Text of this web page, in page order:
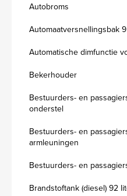
Autobroms
Automaatversnellingsbak
Automatische dimfunctie
Bekerhouder
Bestuurders- en
onderstel
Bestuurders- en
armleuningen
Bestuurders- en
Brandstoftank (diesel) 92